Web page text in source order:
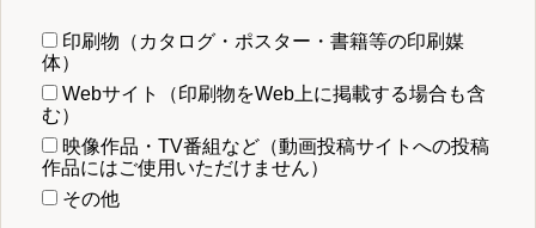
印刷物（カタログ・ポスター・書籍等の印刷媒
体）
Webサイト（印刷物をWeb上に掲載する場合も含
む）
映像作品・TV番組など（動画投稿サイトへの投稿
作品にはご使用いただけません）
その他